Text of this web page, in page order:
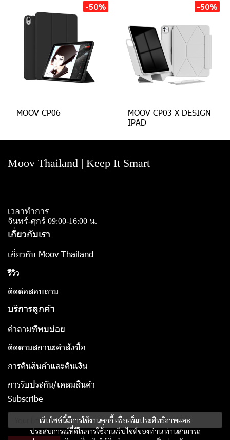
-50%
MOOV CP06
-50%
MOOV CP03 X-DESIGN
IPAD
เว็บไซต์นี้มีการใช้งานคุกกี้ เพื่อเพิ่มประสิทธิภาพและ
ประสบการณ์ที่ดีในการใช้งานเว็บไซต์ของท่าน ท่านสามารถ
Moov Thailand | Keep It Smart
เวลาทำการ
จันทร์-ศุกร์ 09:00-16:00 น.
เกี่ยวกับเรา
เกี่ยวกับ Moov Thailand
รีวิว
ติดต่อสอบถาม
บริการลูกค้า
คำถามที่พบบ่อย
ติดตามสถานะคำสั่งซื้อ
การคืนสินค้าและคืนเงิน
การรับประกัน/เคลมสินค้า
Subscribe